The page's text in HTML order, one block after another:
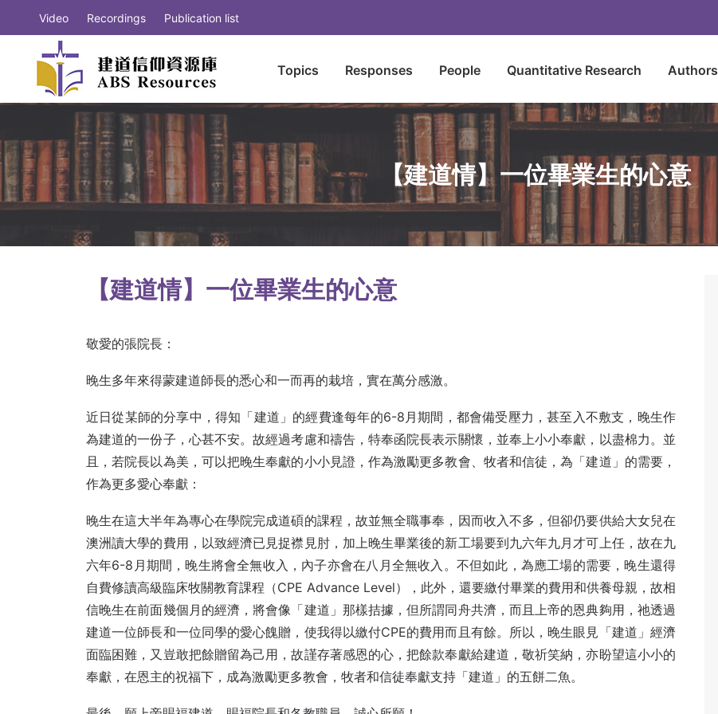
Video Recordings Publication list
Topics Responses People Quantitative Research Authors
【建道情】一位畢業生的心意
【建道情】一位畢業生的心意
敬愛的張院長：
晚生多年來得蒙建道師長的悉心和一而再的栽培，實在萬分感激。
近日從某師的分享中，得知「建道」的經費逢每年的6-8月期間，都會備受壓力，甚至入不敷支，晚生作
為建道的一份子，心甚不安。故經過考慮和禱告，特奉函院長表示關懷，並奉上小小奉獻，以盡棉力。並
且，若院長以為美，可以把晚生奉獻的小小見證，作為激勵更多教會、牧者和信徒，為「建道」的需要，
作為更多愛心奉獻：
晚生在這大半年為專心在學院完成道碩的課程，故並無全職事奉，因而收入不多，但卻仍要供給大女兒在
澳洲讀大學的費用，以致經濟已見捉襟見肘，加上晚生畢業後的新工場要到九六年九月才可上任，故在九
六年6-8月期間，晚生將會全無收入，內子亦會在八月全無收入。不但如此，為應工場的需要，晚生還得
自費修讀高級臨床牧關教育課程（CPE Advance Level），此外，還要繳付畢業的費用和供養母親，故相
信晚生在前面幾個月的經濟，將會像「建道」那樣拮據，但所謂同舟共濟，而且上帝的恩典夠用，祂透過
建道一位師長和一位同學的愛心餽贈，使我得以繳付CPE的費用而且有餘。所以，晚生眼見「建道」經濟
面臨困難，又豈敢把餘贈留為己用，故謹存著感恩的心，把餘款奉獻給建道，敬祈笑納，亦盼望這小小的
奉獻，在恩主的祝福下，成為激勵更多教會，牧者和信徒奉獻支持「建道」的五餅二魚。